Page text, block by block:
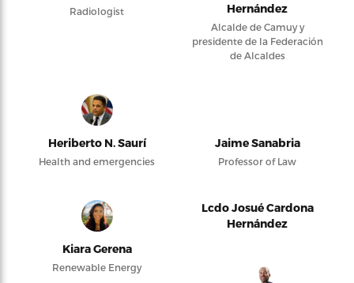
Radiologist
Hernández
Alcalde de Camuy y
presidente de la Federación
de Alcaldes
Heriberto N. Saurí
Health and emergencies
Jaime Sanabria
Professor of Law
Kiara Gerena
Renewable Energy
Lcdo Josué Cardona
Hernández